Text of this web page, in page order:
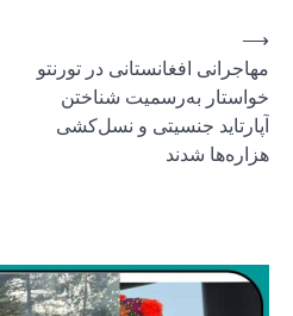
مهاجرانی افغانستانی در تورنتو
خواستار به‌رسمیت شناختن
آپارتاید جنسیتی و نسل‌کشی
هزاره‌ها شدند
⟶